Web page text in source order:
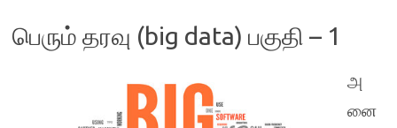
பெரும் தரவு (big data) பகுதி – 1
அ
னை